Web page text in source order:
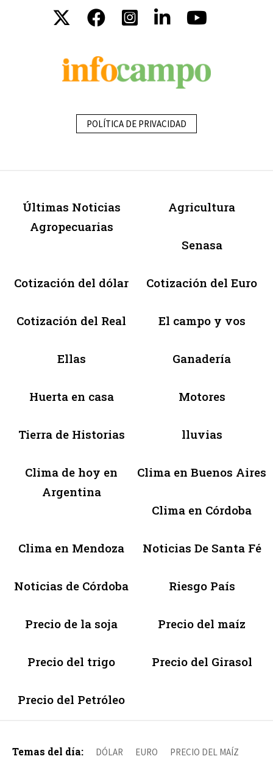
POLÍTICA DE PRIVACIDAD
Últimas Noticias
Agropecuarias
Agricultura
Senasa
Cotización del dólar Cotización del Euro
Cotización del Real El campo y vos
Ellas Ganadería
Huerta en casa Motores
Tierra de Historias lluvias
Clima de hoy en
Argentina
Clima en Buenos Aires
Clima en Córdoba
Clima en Mendoza Noticias De Santa Fé
Noticias de Córdoba Riesgo País
Precio de la soja Precio del maíz
Precio del trigo Precio del Girasol
Precio del Petróleo
Temas del día: DÓLAR EURO PRECIO DEL MAÍZ